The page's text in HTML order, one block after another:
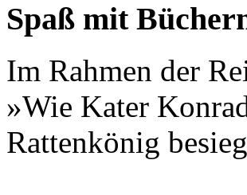
Spaß mit
Im Rahmen der
»Wie Kater
Rattenkönig